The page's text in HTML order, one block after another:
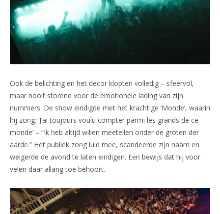
Ook de belichting en het decor klopten volledig – sfeervol,
maar nooit storend voor de emotionele lading van zijn
nummers. De show eindigde met het krachtige ‘Monde’, waarin
hij zong: ‘J’ai toujours voulu compter parmi les grands de ce
monde’ – “Ik heb altijd willen meetellen onder de groten der
aarde.” Het publiek zong luid mee, scandeerde zijn naam en
weigerde de avond te laten eindigen. Een bewijs dat hij voor
velen daar allang toe behoort.